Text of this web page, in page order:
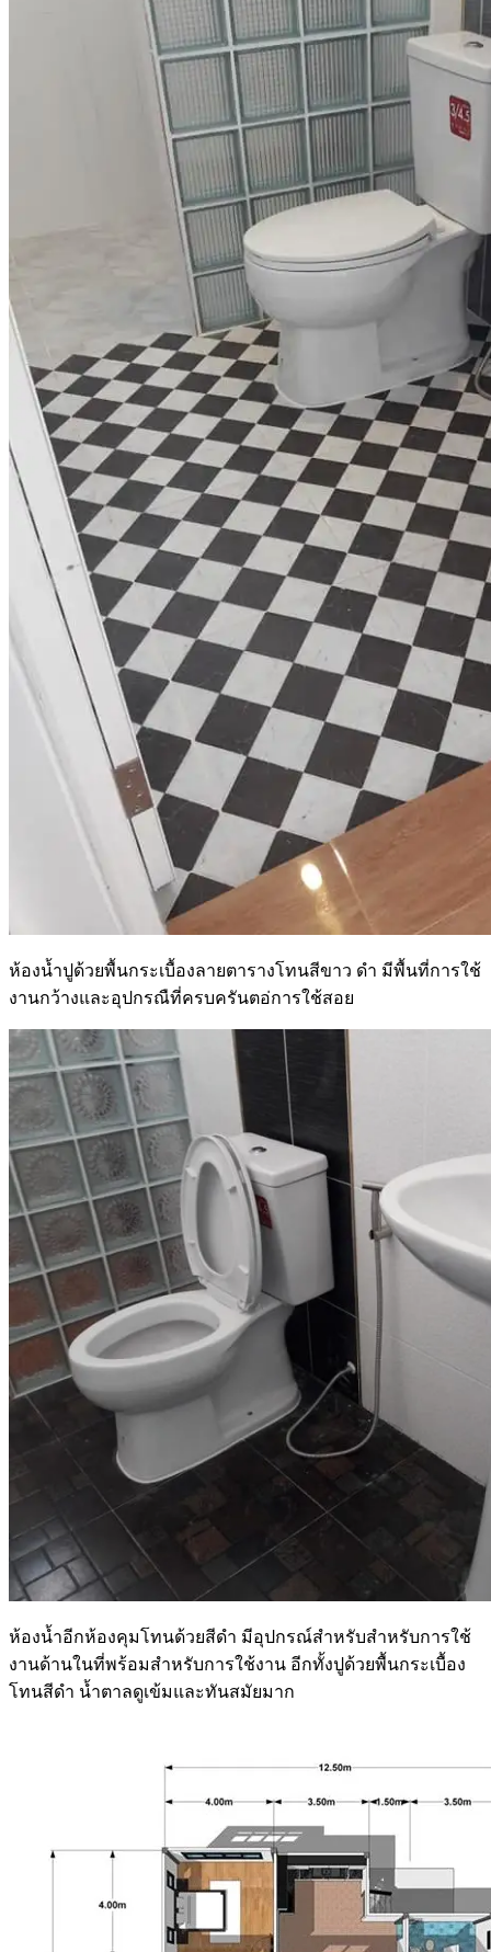
ห้องน้ำปูด้วยพื้นกระเบื้องลายตารางโทนสีขาว ดำ มีพื้นที่การใช้
งานกว้างและอุปกรณืที่ครบครันตอ่การใช้สอย
ห้องน้ำอีกห้องคุมโทนด้วยสีดำ มีอุปกรณ์สำหรับสำหรับการใช้
งานด้านในที่พร้อมสำหรับการใช้งาน อีกทั้งปูด้วยพื้นกระเบื้อง
โทนสีดำ น้ำตาลดูเข้มและทันสมัยมาก